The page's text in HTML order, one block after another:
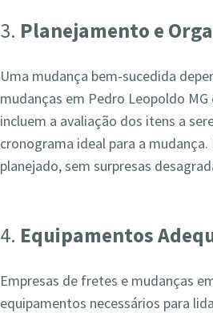
3. Planejamento e
Uma mudança bem-sucedida
mudanças em Pedro Leopoldo
incluem a avaliação dos itens a
cronograma ideal para a
planejado, sem surpresas
4. Equipamentos
Empresas de fretes e mudanças
equipamentos necessários para